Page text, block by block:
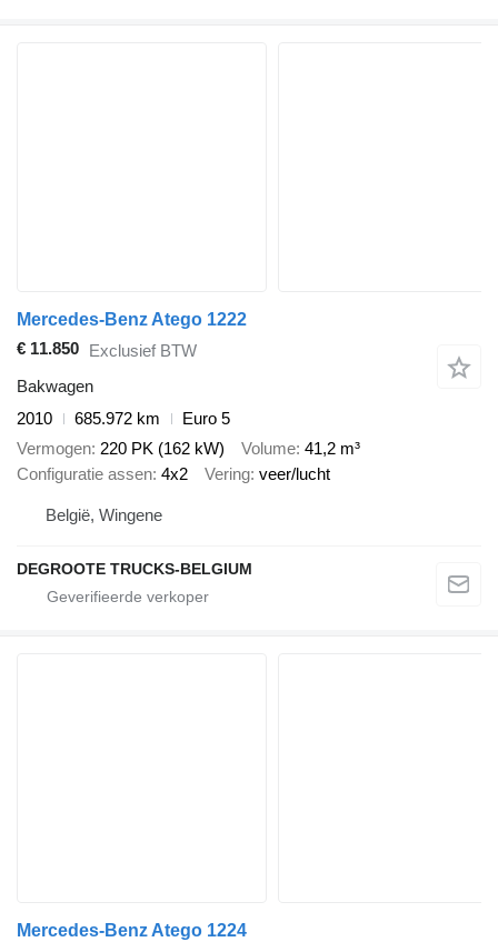
Mercedes-Benz Atego 1222
€ 11.850 Exclusief BTW
Bakwagen
2010
685.972 km
Euro 5
Vermogen 220 PK (162 kW) Volume 41,2 m³
Configuratie assen 4x2 Vering veer/lucht
België, Wingene
DEGROOTE TRUCKS-BELGIUM
Mercedes-Benz Atego 1224